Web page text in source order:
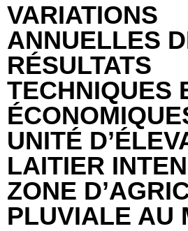
VARIATIONS
ANNUELLES
RÉSULTATS
TECHNIQUES
UNITÉ
LAITIER
ZONE
PLUVIALE AU